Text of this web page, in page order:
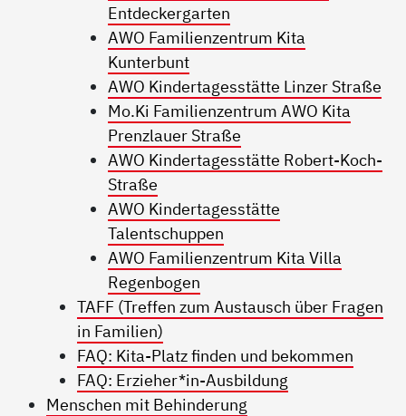
Entdeckergarten
AWO Familienzentrum Kita
Kunterbunt
AWO Kindertagesstätte Linzer Straße
Mo.Ki Familienzentrum AWO Kita
Prenzlauer Straße
AWO Kindertagesstätte Robert-Koch-
Straße
AWO Kindertagesstätte
Talentschuppen
AWO Familienzentrum Kita Villa
Regenbogen
TAFF (Treffen zum Austausch über Fragen
in Familien)
FAQ: Kita-Platz finden und bekommen
FAQ: Erzieher*in-Ausbildung
Menschen mit Behinderung